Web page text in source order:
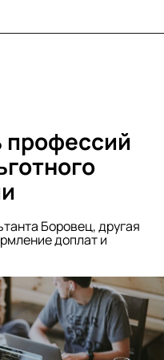
Боровец, другая
доплат и